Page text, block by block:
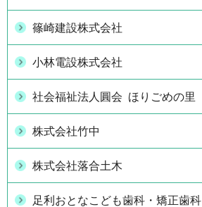
篠崎建設株式会社
小林電設株式会社
社会福祉法人圓会 ほりごめの里
株式会社竹中
株式会社落合土木
足利おとなこども歯科・矯正歯科